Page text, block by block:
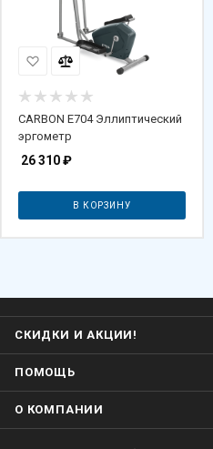
CARBON E704 Эллиптический
эргометр
26 310₽
В КОРЗИНУ
СКИДКИ И АКЦИИ!
ПОМОЩЬ
О КОМПАНИИ